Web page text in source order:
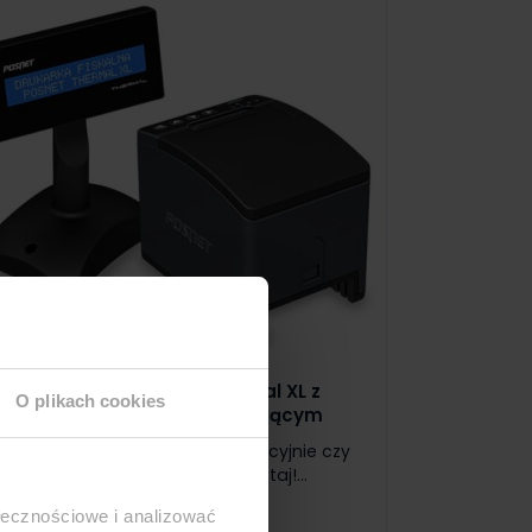
O plikach cookies
i analizować
Drukarka fiskalna Thermal XL z
wyświetlaczem wolnostojącym
Wdrożenie kasy fiskalnej - tradycyjnie czy
online?Więcej informacji tutaj!...